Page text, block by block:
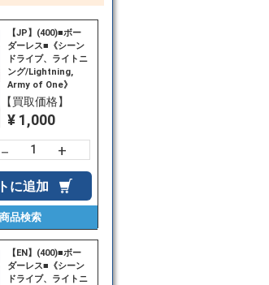
【JP】(400)■ボー
ダーレス■《シーン
ドライブ、ライトニ
ング/Lightning,
Army of One》
[FIN-BF] 金R
【買取価格】
¥ 1,000
－ +
に追加
品検索
【EN】(400)■ボー
ダーレス■《シーン
ドライブ、ライトニ